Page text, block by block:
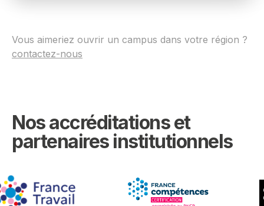
Vous aimeriez ouvrir un campus dans votre région ?
contactez-nous
Nos accréditations et
partenaires institutionnels